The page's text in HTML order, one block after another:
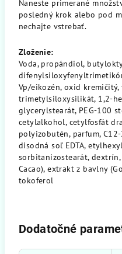
Naneste primerané
posledný krok alebo pod
nechajte vstrebať.
Zloženie:
Voda, propándiol,
Vp/eikozén, oxid
trimetylsiloxysilikát, 1,2-
glycerylstearát, PEG-100
cetylalkohol, cetylfosfát
polyizobutén, parfum,
disodná soľ EDTA,
sorbitanizostearát,
Cacao), extrakt z bavlny
tokoferol
Dodatočné